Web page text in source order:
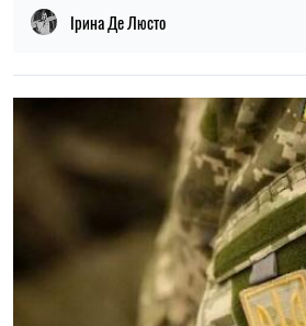
19:30, 27.07.2026
Чоловіків після 60 років можуть
потрапити до війська
Микола Потика